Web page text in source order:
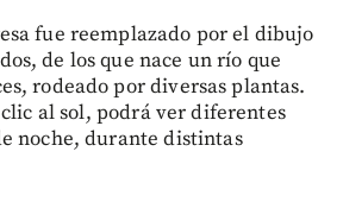
fue reemplazado por el dibujo
de los que nace un río que
rodeado por diversas plantas.
al sol, podrá ver diferentes
noche, durante distintas